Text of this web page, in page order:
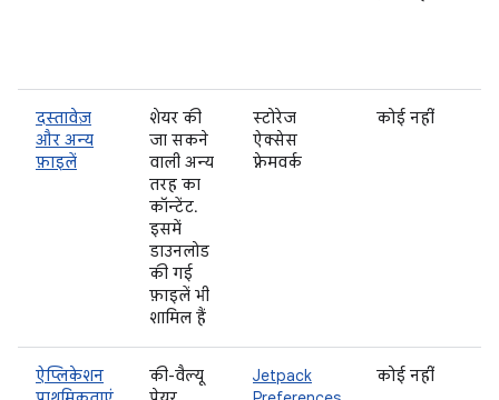
दस्तावेज़
और अन्य
फ़ाइलें
शेयर की
जा सकने
वाली अन्य
तरह का
कॉन्टेंट.
इसमें
डाउनलोड
की गई
फ़ाइलें भी
शामिल हैं
स्टोरेज
ऐक्सेस
फ़्रेमवर्क
कोई नहीं
ऐप्लिकेशन
की-वैल्यू
Jetpack
कोई नहीं